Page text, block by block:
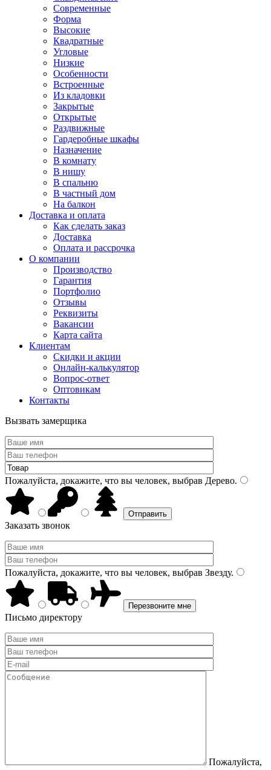
Современные
Форма
Высокие
Квадратные
Угловые
Низкие
Особенности
Встроенные
Из кладовки
Закрытые
Открытые
Раздвижные
Гардеробные шкафы
Назначение
В комнату
В нишу
В спальню
В частный дом
На балкон
Доставка и оплата
Как сделать заказ
Доставка
Оплата и рассрочка
О компании
Производство
Гарантия
Портфолио
Отзывы
Реквизиты
Вакансии
Карта сайта
Клиентам
Скидки и акции
Онлайн-калькулятор
Вопрос-ответ
Оптовикам
Контакты
Вызвать замерщика
Пожалуйста, докажите, что вы человек, выбрав Дерево.
Заказать звонок
Пожалуйста, докажите, что вы человек, выбрав Звезду.
Письмо директору
Пожалуйста,